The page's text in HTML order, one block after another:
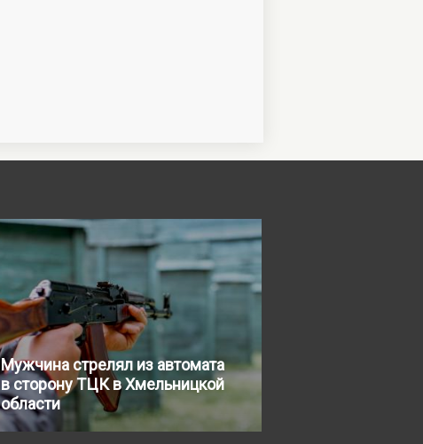
Мужчина стрелял из автомата
в сторону ТЦК в Хмельницкой
области